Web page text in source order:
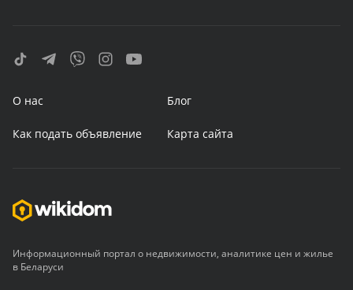
О нас Блог
Как подать объявление Карта сайта
Информационный портал о недвижимости, аналитике цен и жилье
в Беларуси